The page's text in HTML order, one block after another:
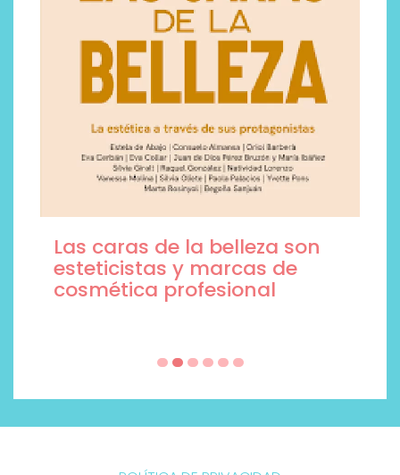
Las caras de la belleza son
esteticistas y marcas de
cosmética profesional